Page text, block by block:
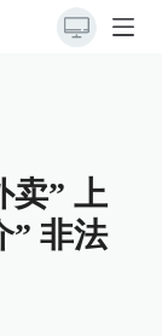
卖” 上
” 非法